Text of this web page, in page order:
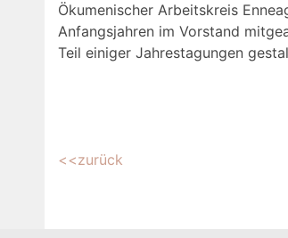
Ökumenischer Arbeitskreis
Anfangsjahren im Vorstand
Teil einiger Jahrestagungen
<<zurück